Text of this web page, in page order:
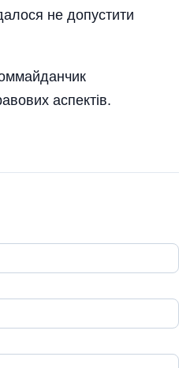
не допустити
аспектів.